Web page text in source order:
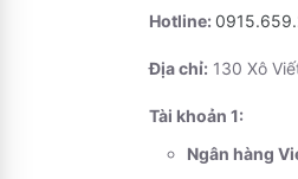
Hotline:
Địa chỉ: 130 Xô
Tài khoản 1:
Ngân hàng